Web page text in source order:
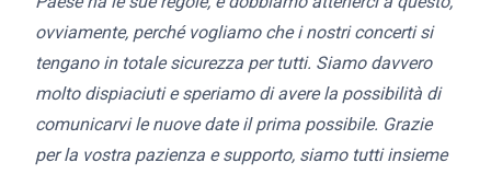
ovviamente, perché vogliamo che i nostri concerti si
tengano in totale sicurezza per tutti. Siamo davvero
molto dispiaciuti e speriamo di avere la possibilità di
comunicarvi le nuove date il prima possibile. Grazie
per la vostra pazienza e supporto, siamo tutti insieme